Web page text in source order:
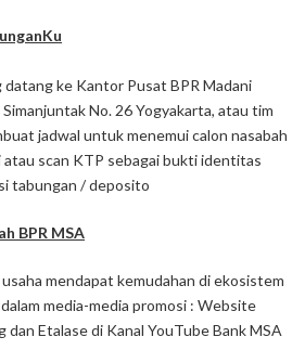
datang ke Kantor Pusat BPR Madani
No. 26 Yogyakarta, atau tim
jadwal untuk menemui calon nasabah
scan KTP sebagai bukti identitas
tabungan / deposito
BPR MSA
mendapat kemudahan di ekosistem
media-media promosi : Website
dan Etalase di Kanal YouTube Bank MSA